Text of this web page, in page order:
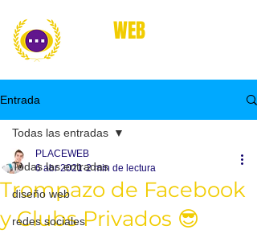
WEB
Entrada
Todas las entradas
diseño web
redes sociales
Todas las entradas
Trompazo de Facebook
y Clubs Privados 😎
PLACEWEB
6 abr 2021 2 min de lectura